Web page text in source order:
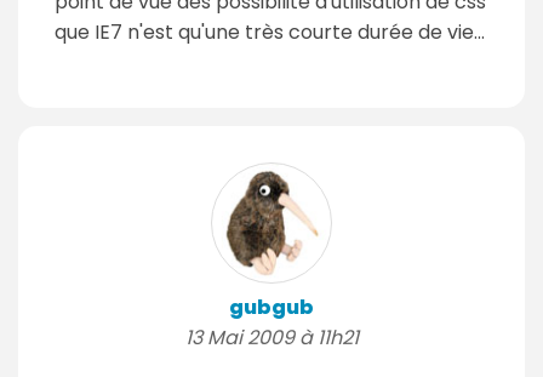
que IE7 n'est qu'une très courte durée de vie...
gubgub
13 Mai 2009 à 11h21